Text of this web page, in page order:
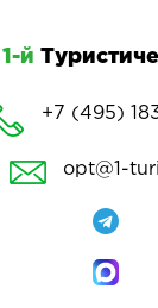
1-й
+7 (495)
opt@1-